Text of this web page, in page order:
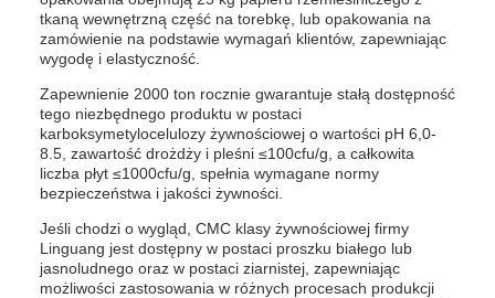
tkaną wewnętrzną część na torebkę, lub opakowania na
zamówienie na podstawie wymagań klientów, zapewniając
wygodę i elastyczność.
Zapewnienie 2000 ton rocznie gwarantuje stałą dostępność
tego niezbędnego produktu w postaci
karboksymetylocelulozy żywnościowej o wartości pH 6,0-
8.5, zawartość drożdży i pleśni ≤100cfu/g, a całkowita
liczba płyt ≤1000cfu/g, spełnia wymagane normy
bezpieczeństwa i jakości żywności.
Jeśli chodzi o wygląd, CMC klasy żywnościowej firmy
Linguang jest dostępny w postaci proszku białego lub
jasnoludnego oraz w postaci ziarnistej, zapewniając
możliwości zastosowania w różnych procesach produkcji